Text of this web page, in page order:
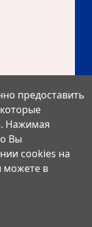
предоставить
Нажимая
Вы
cookies на
можете в